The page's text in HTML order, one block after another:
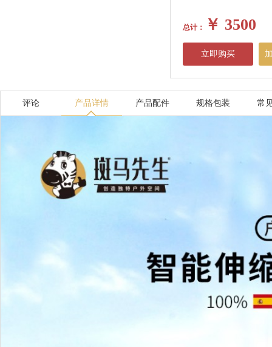
总计： ￥ 3500
立即购买
评论 产品详情 产品配件 规格包装 常